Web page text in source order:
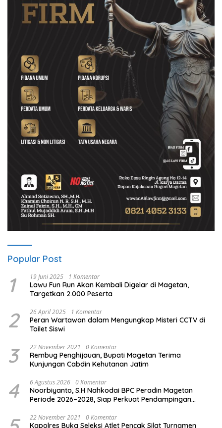
Popular Post
1 19 Juni 2025 1 Komentar
Lawu Fun Run Akan Kembali Digelar di Magetan,
Targetkan 2.000 Peserta
2 26 April 2025 1 Komentar
Peran Wartawan dalam Mengungkap Misteri CCTV di
Toilet Siswi
3 22 November 2021 0 Komentar
Rembug Penghijauan, Bupati Magetan Terima
Kunjungan Cabdin Kehutanan Jatim
4 6 Agustus 2026 0 Komentar
Noorbiyanto, S.H Nahkodai BPC Peradin Magetan
Periode 2026–2028, Siap Perkuat Pendampingan
22 November 2021 0 Komentar
Kapolres Buka Seleksi Atlet Pencak Silat Turnamen